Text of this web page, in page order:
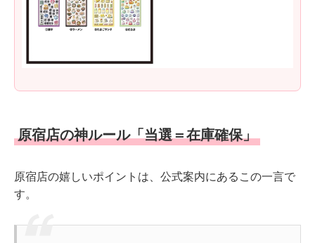
原宿店の神ルール「当選＝在庫確保」
原宿店の嬉しいポイントは、公式案内にあるこの一言で
す。